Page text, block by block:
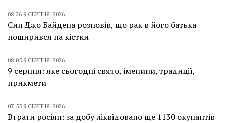
08:26 9 СЕРПНЯ, 2026
Син Джо Байдена розповів, що рак в його батька
поширився на кістки
08:05 9 СЕРПНЯ, 2026
9 серпня: яке сьогодні свято, іменини, традиції,
прикмети
07:55 9 СЕРПНЯ, 2026
Втрати росіян: за добу ліквідовано ще 1130 окупантів